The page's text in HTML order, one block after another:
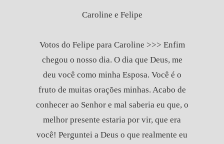
Caroline e Felipe
Votos do Felipe para Caroline >>> Enfim
chegou o nosso dia. O dia que Deus, me
deu você como minha Esposa. Você é o
fruto de muitas orações minhas. Acabo de
conhecer ao Senhor e mal saberia eu que, o
melhor presente estaria por vir, que era
você! Perguntei a Deus o que realmente eu